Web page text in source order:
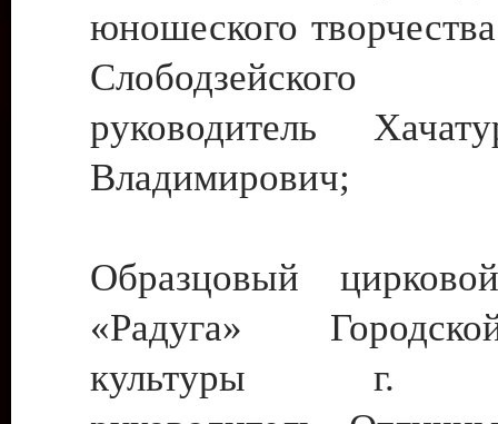
юношеского
руководитель
Владимирович;
Образцовый
«Радуга»
культуры г.